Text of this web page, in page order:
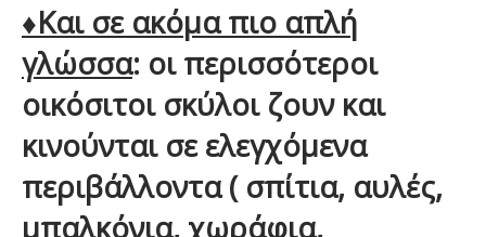
♦Και σε ακόμα πιο απλή
γλώσσα: οι περισσότεροι
οικόσιτοι σκύλοι ζουν και
κινούνται σε ελεγχόμενα
περιβάλλοντα ( σπίτια, αυλές,
μπαλκόνια, χωράφια,